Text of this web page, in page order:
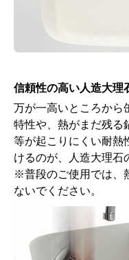
信頼性の高い人造大理
万が一高いところから
特性や、熱がまだ残る
等が起こりにくい耐熱
けるのが、人造大理石
※普段のご使用では、
ないでください。